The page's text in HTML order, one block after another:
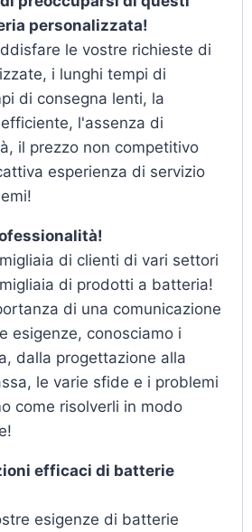
personalizzata!
le vostre richieste di
i lunghi tempi di
di consegna lenti, la
l'assenza di
il prezzo non competitivo
esperienza di servizio
di clienti di vari settori
di prodotti a batteria!
di una comunicazione
esigenze, conosciamo i
dalla progettazione alla
le varie sfide e i problemi
come risolverli in modo
efficaci di batterie
esigenze di batterie